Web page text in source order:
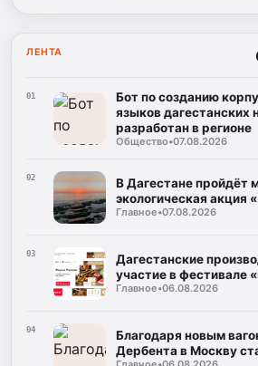
ЛЕНТА
01
Бот по созданию
языков дагестанских
разработан в регионе
Общество•07.08.2026
02
В Дагестане пройдёт
экологическая акция
Главное•07.08.2026
03
Дагестанские
участие в фестивале
Главное•06.08.2026
04
Благодаря новым
Дербента в Москву